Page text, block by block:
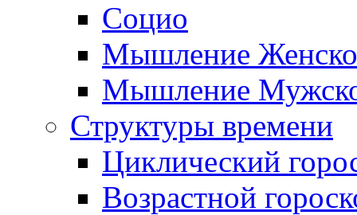
Социо
Мышление
Мышление
Структуры времени
Циклический
Возрастной